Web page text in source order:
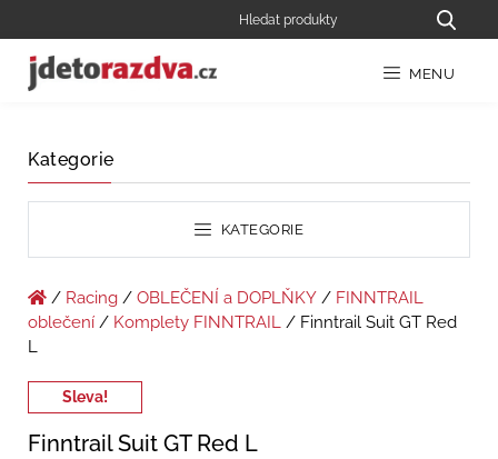
MENU
Kategorie
KATEGORIE
/ Racing / OBLEČENÍ a DOPLŇKY / FINNTRAIL
oblečení / Komplety FINNTRAIL / Finntrail Suit GT Red
L
Sleva!
Finntrail Suit GT Red L